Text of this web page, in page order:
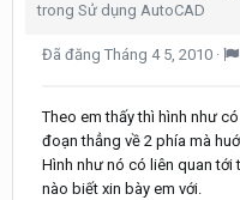
trong Sử dụng AutoCAD
Đã đăng Tháng 4 5, 2010 ·
Theo em thấy thì hình như
đoạn thẳng về 2 phía mà
Hình như nó có liên quan tới
nào biết xin bày em với.